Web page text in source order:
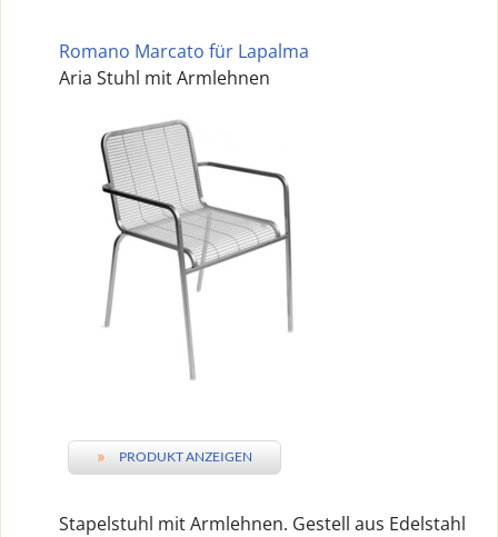
Romano Marcato für Lapalma
Aria Stuhl mit Armlehnen
» PRODUKT ANZEIGEN
Stapelstuhl mit Armlehnen. Gestell aus Edelstahl